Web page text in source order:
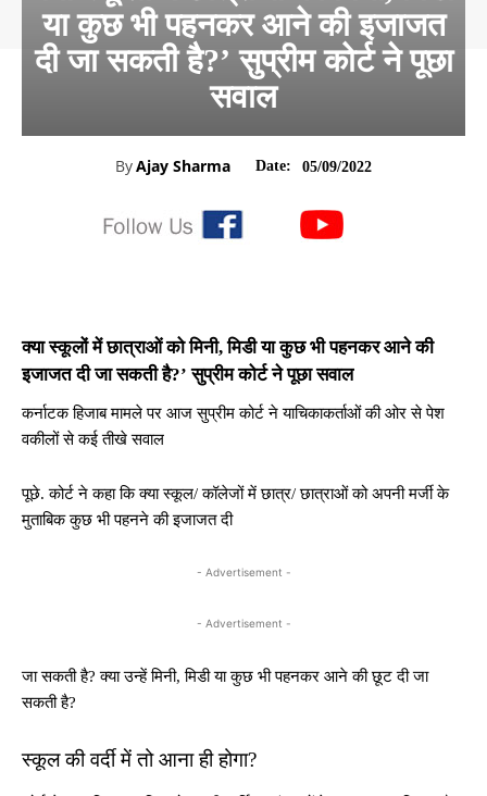
या कुछ भी पहनकर आने की इजाजत
दी जा सकती है?’ सुप्रीम कोर्ट ने पूछा
सवाल
ByAjay Sharma Date: 05/09/2022
क्या स्कूलों में छात्राओं को मिनी, मिडी या कुछ भी पहनकर आने की
इजाजत दी जा सकती है?’ सुप्रीम कोर्ट ने पूछा सवाल
कर्नाटक हिजाब मामले पर आज सुप्रीम कोर्ट ने याचिकाकर्ताओं की ओर से पेश
वकीलों से कई तीखे सवाल
पूछे. कोर्ट ने कहा कि क्या स्कूल/ कॉलेजों में छात्र/ छात्राओं को अपनी मर्जी के
मुताबिक कुछ भी पहनने की इजाजत दी
- Advertisement -
- Advertisement -
जा सकती है? क्या उन्हें मिनी, मिडी या कुछ भी पहनकर आने की छूट दी जा
सकती है?
स्कूल की वर्दी में तो आना ही होगा?